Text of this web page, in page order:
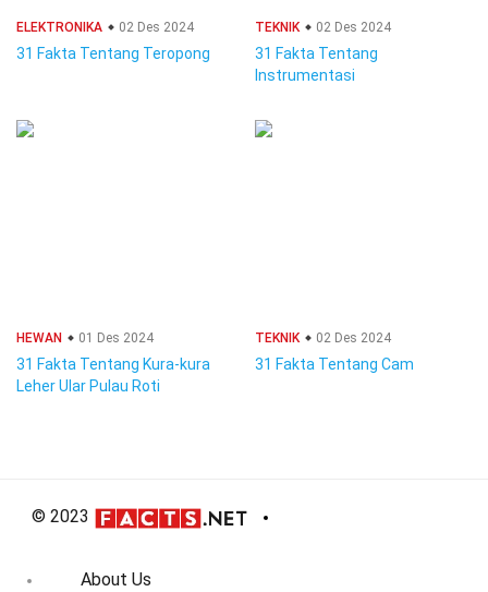
ELEKTRONIKA 02 Des 2024
31 Fakta Tentang Teropong
TEKNIK 02 Des 2024
31 Fakta Tentang
Instrumentasi
HEWAN 01 Des 2024
31 Fakta Tentang Kura-kura
Leher Ular Pulau Roti
TEKNIK 02 Des 2024
31 Fakta Tentang Cam
© 2023
About Us